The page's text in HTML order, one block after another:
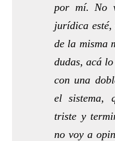
por mí. No
jurídica
de la misma
dudas, acá
con una
el sistema,
triste y
no voy a